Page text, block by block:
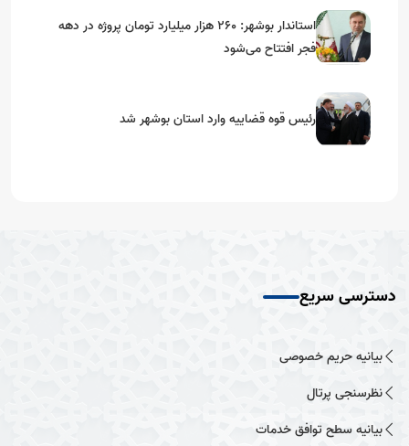
استاندار بوشهر: ۲۶۰ هزار میلیارد تومان پروژه در دهه
فجر افتتاح می‌شود
رئیس قوه قضاییه وارد استان بوشهر شد
دسترسی سریع
بیانیه حریم خصوصی
نظرسنجی پرتال
بیانیه سطح توافق خدمات